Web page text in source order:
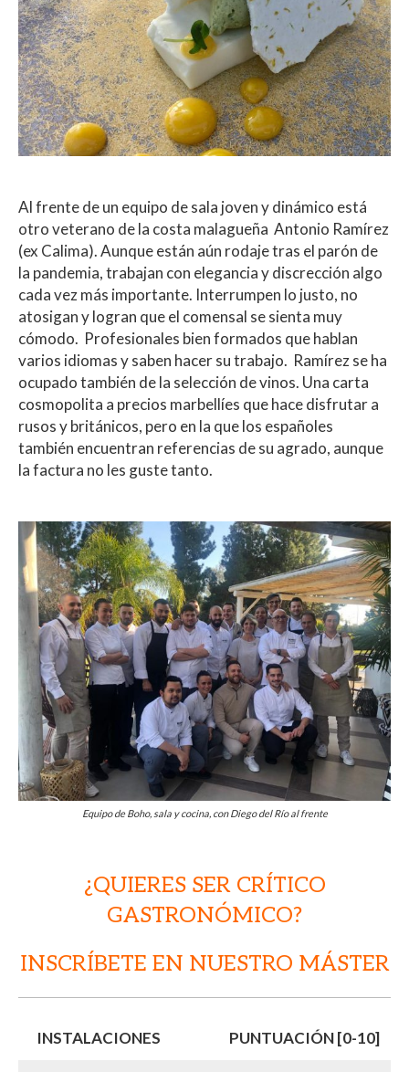
Al frente de un equipo de sala joven y dinámico está
otro veterano de la costa malagueña Antonio Ramírez
(ex Calima). Aunque están aún rodaje tras el parón de
la pandemia, trabajan con elegancia y discrección algo
cada vez más importante. Interrumpen lo justo, no
atosigan y logran que el comensal se sienta muy
cómodo. Profesionales bien formados que hablan
varios idiomas y saben hacer su trabajo. Ramírez se ha
ocupado también de la selección de vinos. Una carta
cosmopolita a precios marbellíes que hace disfrutar a
rusos y británicos, pero en la que los españoles
también encuentran referencias de su agrado, aunque
la factura no les guste tanto.
Equipo de Boho, sala y cocina, con Diego del Río al frente
¿QUIERES SER CRÍTICO
GASTRONÓMICO?
INSCRÍBETE EN NUESTRO MÁSTER
INSTALACIONES PUNTUACIÓN [0-10]